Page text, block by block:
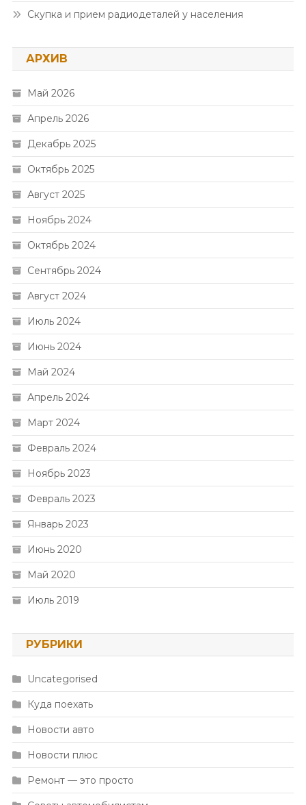
Скупка и прием радиодеталей у населения
АРХИВ
Май 2026
Апрель 2026
Декабрь 2025
Октябрь 2025
Август 2025
Ноябрь 2024
Октябрь 2024
Сентябрь 2024
Август 2024
Июль 2024
Июнь 2024
Май 2024
Апрель 2024
Март 2024
Февраль 2024
Ноябрь 2023
Февраль 2023
Январь 2023
Июнь 2020
Май 2020
Июль 2019
РУБРИКИ
Uncategorised
Куда поехать
Новости авто
Новости плюс
Ремонт — это просто